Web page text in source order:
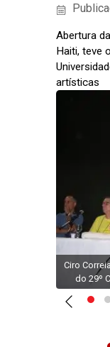
Abertura
Haiti, teve
artísticas
Ciro
do 29º